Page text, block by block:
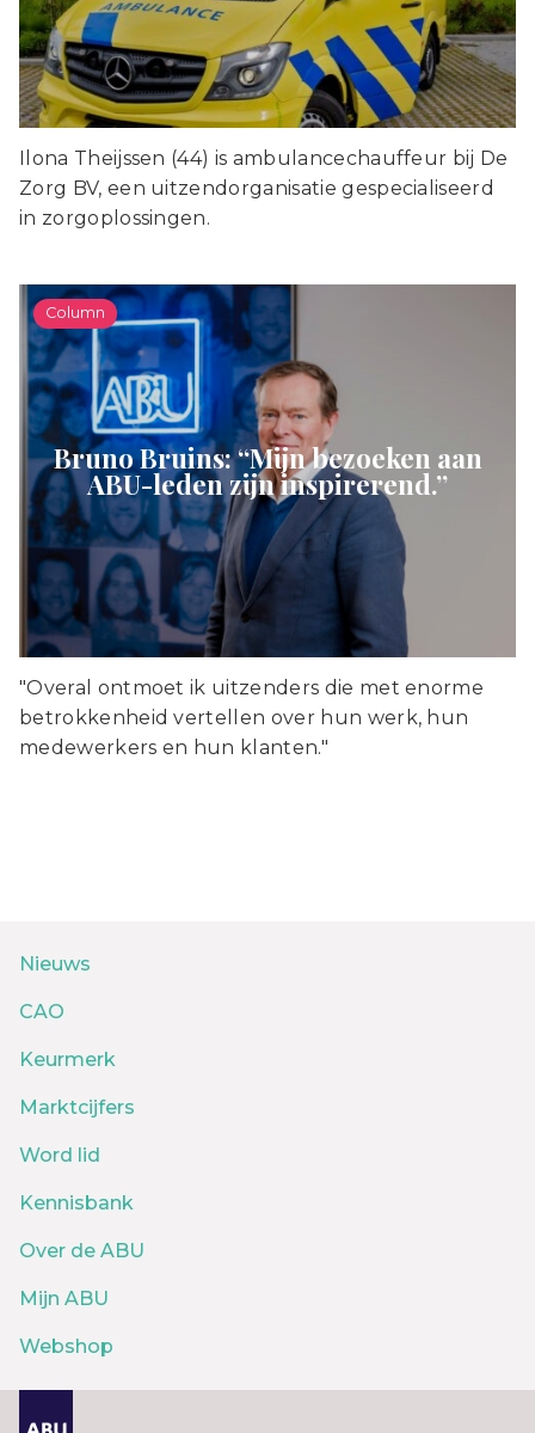
Ilona Theijssen (44) is ambulancechauffeur bij De
Zorg BV, een uitzendorganisatie gespecialiseerd
in zorgoplossingen.
Column
Bruno Bruins: “Mijn bezoeken aan
ABU-leden zijn inspirerend.”
"Overal ontmoet ik uitzenders die met enorme
betrokkenheid vertellen over hun werk, hun
medewerkers en hun klanten."
Nieuws
CAO
Keurmerk
Marktcijfers
Word lid
Kennisbank
Over de ABU
Mijn ABU
Webshop